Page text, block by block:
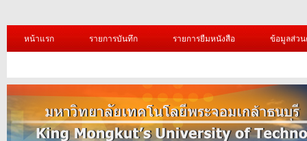
หน้าแรก รายการบันทึก รายการยืมหนังสือ ข้อมูลส่ว